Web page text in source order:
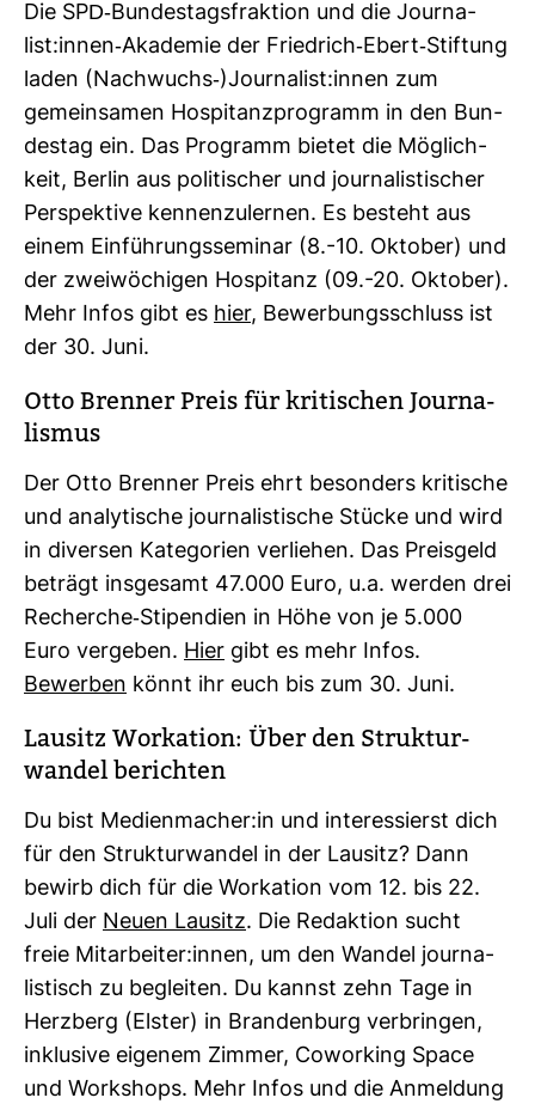
Die SPD-​Bun­des­tags­frak­tion und die Jour­na­
list:innen-​Aka­demie der Fried­rich-​Ebert-​Stif­tung
laden (Nach­wuchs-​)Jour­na­list:innen zum
gemein­samen Hos­pi­tanz­pro­gramm in den Bun­
destag ein. Das Pro­gramm bietet die Mög­lich­
keit, Berlin aus poli­ti­scher und jour­na­lis­ti­scher
Per­spek­tive ken­nen­zu­lernen. Es besteht aus
einem Ein­füh­rungs­se­minar (8.-10. Oktober) und
der zwei­wö­chigen Hos­pi­tanz (09.-20. Oktober).
Mehr Infos gibt es hier, Bewer­bungs­schluss ist
der 30. Juni.
Otto Brenner Preis für kri­ti­schen Jour­na­
lismus
Der Otto Brenner Preis ehrt beson­ders kri­ti­sche
und ana­ly­ti­sche jour­na­lis­ti­sche Stücke und wird
in diversen Kate­go­rien ver­liehen. Das Preis­geld
beträgt ins­ge­samt 47.000 Euro, u.a. werden drei
Recherche-​Sti­pen­dien in Höhe von je 5.000
Euro ver­geben. Hier gibt es mehr Infos.
Bewerben könnt ihr euch bis zum 30. Juni.
Lau­sitz Work­a­tion: Über den Struk­tur­
wandel berichten
Du bist Medi­en­ma­cher:in und inter­es­sierst dich
für den Struk­tur­wandel in der Lau­sitz? Dann
bewirb dich für die Work­a­tion vom 12. bis 22.
Juli der Neuen Lau­sitz. Die Redak­tion sucht
freie Mit­ar­beiter:innen, um den Wandel jour­na­
lis­tisch zu begleiten. Du kannst zehn Tage in
Herz­berg (Elster) in Bran­den­burg ver­bringen,
inklu­sive eigenem Zimmer, Cowor­king Space
und Work­shops. Mehr Infos und die Anmel­dung